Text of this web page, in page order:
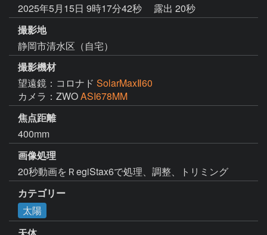
2025年5月15日 9時17分42秒
露出 20秒
撮影地
静岡市清水区（自宅）
撮影機材
望遠鏡：コロナド SolarMaxⅡ60
カメラ：ZWOASI678MM
焦点距離
400mm
画像処理
20秒動画をＲegiStax6で処理、調整、トリミング
カテゴリー
太陽